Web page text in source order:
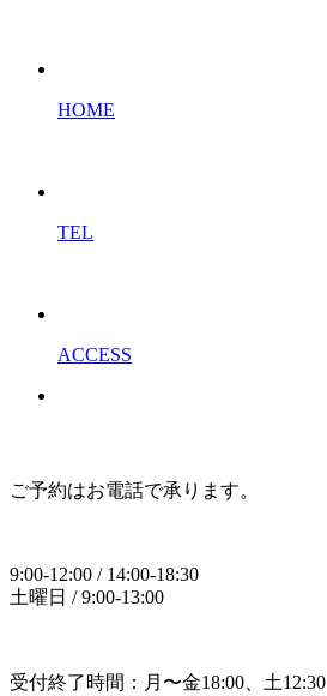
HOME
TEL
ACCESS
ご予約はお電話で承ります。
9:00-12:00 / 14:00-18:30
土曜日 / 9:00-13:00
受付終了時間：月〜金18:00、土12:30